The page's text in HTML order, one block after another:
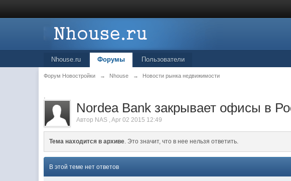
Nhouse.ru Форумы Пользователи
Форум Новостройки → Nhouse → Новости рынка недвижимости
.
Nordea Bank закрывает офисы в
Автор NAS ,Apr 02 2015 12:49
Тема находится в архиве. Это значит, что в нее нельзя ответить.
В этой теме нет ответов